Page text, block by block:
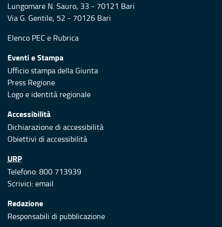
Lungomare N. Sauro, 33 - 70121 Bari
Via G. Gentile, 52 - 70126 Bari
Elenco PEC e Rubrica
Eventi e Stampa
Ufficio stampa della Giunta
Press Regione
Logo e identità regionale
Accessibilità
Dichiarazione di accessibilità
Obiettivi di accessibilità
URP
Telefono: 800 713939
Scrivici:email
Redazione
Responsabili di pubblicazione